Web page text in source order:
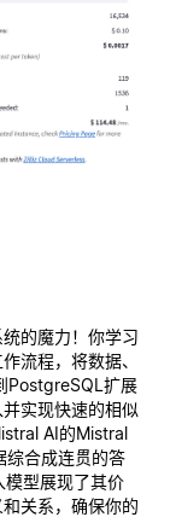
的魔力！你学习
流程，将数据、
PostgreSQL扩展
实现快速的相似
AI的Mistral
综合成连贯的答
型展现了其价
关系，确保你的